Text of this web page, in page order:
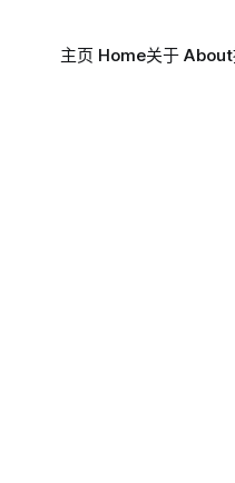
主页 Home关于 About